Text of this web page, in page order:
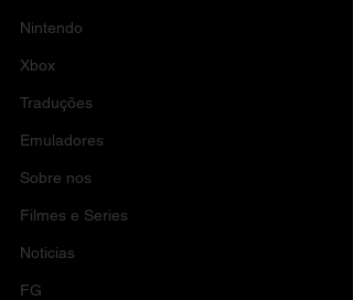
Nintendo
Xbox
Traduções
Emuladores
Sobre nos
Filmes e Series
Noticias
FG